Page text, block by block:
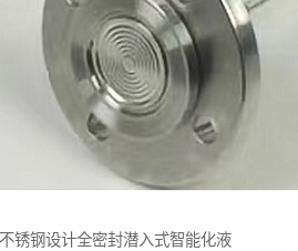
锈钢设计全密封潜入式智能化液